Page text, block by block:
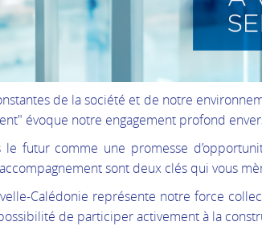
de la société et de notre
évoque notre engagement profond
le futur comme une promesse
sont deux clés qui vous
Calédonie représente notre force
de participer activement à la